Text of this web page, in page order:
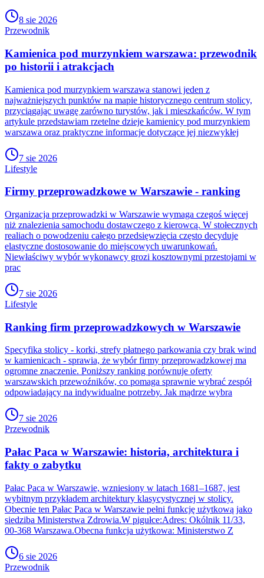
8 sie 2026
Przewodnik
Kamienica pod murzynkiem warszawa: przewodnik
po historii i atrakcjach
Kamienica pod murzynkiem warszawa stanowi jeden z
najważniejszych punktów na mapie historycznego centrum stolicy,
przyciągając uwagę zarówno turystów, jak i mieszkańców. W tym
artykule przedstawiam rzetelne dzieje kamienicy pod murzynkiem
warszawa oraz praktyczne informacje dotyczące jej niezwykłej
7 sie 2026
Lifestyle
Firmy przeprowadzkowe w Warszawie - ranking
Organizacja przeprowadzki w Warszawie wymaga czegoś więcej
niż znalezienia samochodu dostawczego z kierowcą. W stołecznych
realiach o powodzeniu całego przedsięwzięcia często decyduje
elastyczne dostosowanie do miejscowych uwarunkowań.
Niewłaściwy wybór wykonawcy grozi kosztownymi przestojami w
prac
7 sie 2026
Lifestyle
Ranking firm przeprowadzkowych w Warszawie
Specyfika stolicy - korki, strefy płatnego parkowania czy brak wind
w kamienicach - sprawia, że wybór firmy przeprowadzkowej ma
ogromne znaczenie. Poniższy ranking porównuje oferty
warszawskich przewoźników, co pomaga sprawnie wybrać zespół
odpowiadający na indywidualne potrzeby. Jak mądrze wybra
7 sie 2026
Przewodnik
Pałac Paca w Warszawie: historia, architektura i
fakty o zabytku
Pałac Paca w Warszawie, wzniesiony w latach 1681–1687, jest
wybitnym przykładem architektury klasycystycznej w stolicy.
Obecnie ten Pałac Paca w Warszawie pełni funkcję użytkową jako
siedziba Ministerstwa Zdrowia.W pigułce:Adres: Okólnik 11/33,
00-368 Warszawa.Obecna funkcja użytkowa: Ministerstwo Z
6 sie 2026
Przewodnik